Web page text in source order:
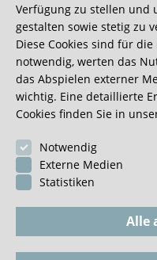
Forschungslabor
und dem Labor
Studienbegleitend
1991 - 1997
Immuno
Verfügung zu stellen und
gestalten sowie stetig zu
Diese Cookies sind für
notwendig, werten das
das Abspielen externer
wichtig. Eine detaillierte
Cookies finden Sie in
Notwendig
Externe Medien
Statistiken
Alle